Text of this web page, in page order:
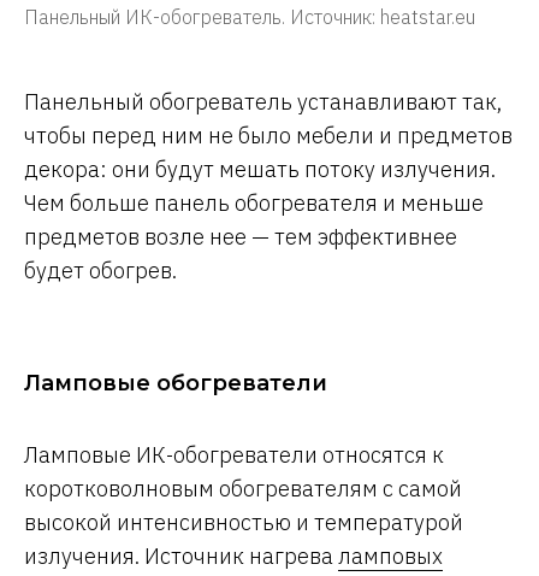
Панельный ИК-обогреватель. Источник: heatstar.eu
Панельный обогреватель устанавливают так,
чтобы перед ним не было мебели и предметов
декора: они будут мешать потоку излучения.
Чем больше панель обогревателя и меньше
предметов возле нее — тем эффективнее
будет обогрев.
Ламповые обогреватели
Ламповые ИК-обогреватели относятся к
коротковолновым обогревателям с самой
высокой интенсивностью и температурой
излучения. Источник нагреваламповых